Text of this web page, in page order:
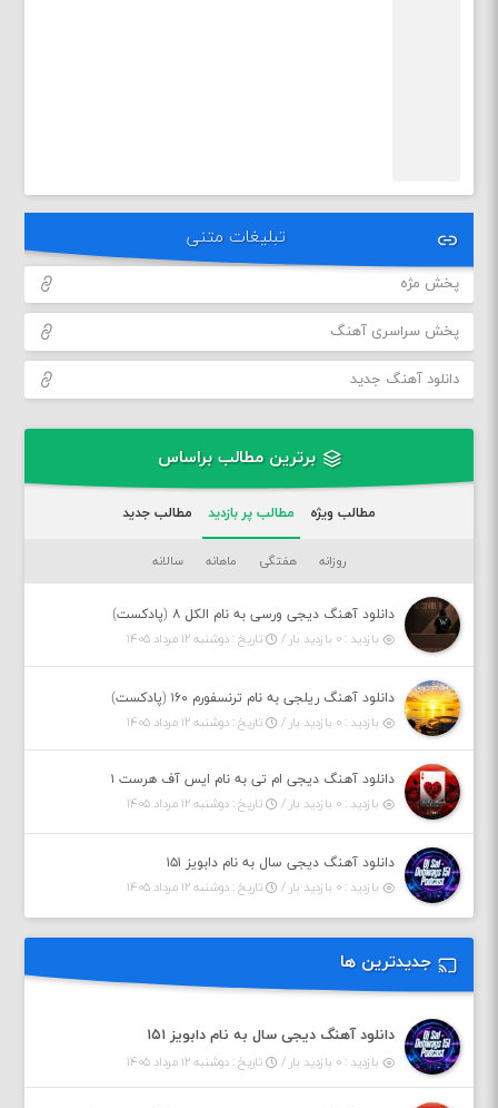
تبلیغات متنی
پخش مژه
پخش سراسری آهنگ
دانلود آهنگ جدید
برترین مطالب براساس
مطالب ویژه مطالب پر بازدید مطالب جدید
روزانه هفتگی ماهانه سالانه
دانلود آهنگ دیجی ورسی به نام الکل ۸ (پادکست)
بازدید : ۰ بازدید بار /
تاریخ : دوشنبه ۱۲ مرداد ۱۴۰۵
دانلود آهنگ ریلجی به نام ترنسفورم ۱۶۰ (پادکست)
بازدید : ۰ بازدید بار /
تاریخ : دوشنبه ۱۲ مرداد ۱۴۰۵
دانلود آهنگ دیجی ام تی به نام ایس آف هرست ۱
بازدید : ۰ بازدید بار /
تاریخ : دوشنبه ۱۲ مرداد ۱۴۰۵
دانلود آهنگ دیجی سال به نام دابویز ۱۵۱
بازدید : ۰ بازدید بار /
تاریخ : دوشنبه ۱۲ مرداد ۱۴۰۵
جدیدترین ها
دانلود آهنگ دیجی سال به نام دابویز ۱۵۱
بازدید : ۰ بازدید بار / تاریخ : دوشنبه ۱۲ مرداد ۱۴۰۵